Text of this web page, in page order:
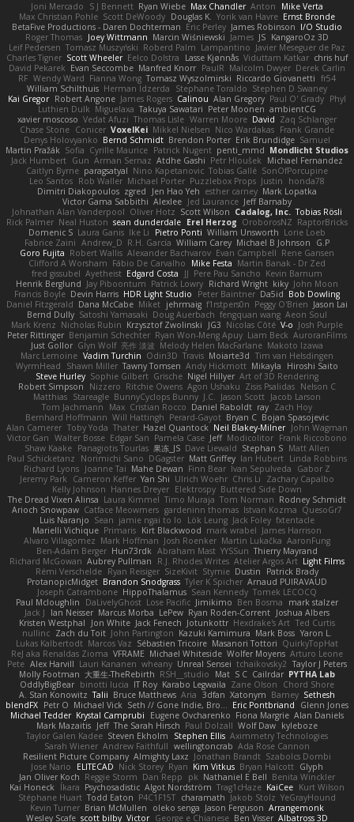
Joni Mercado S J Bennett Ryan Wiebe Max Chandler Anton
Mike Verta
Max Christian Pohle Scott DeWoody Douglas K. Yorik van Havre Ernst Bronde
BetaFive Productions - Daren Dochterman Eric Perley James Robinson I/O Studio
Roger Thomas Joey Wittmann Marcin Wiśniewski James JS KangaroOz 3D
Leif Pedersen Tomasz Muszyński Roberd Palm Lampantino Javier Meseguer de Paz
Charles Tigner Scott Wheeler Eelco Dolstra Lasse Kjønnås Viduttam Katkar chris huf
David Pekarek Evan Seccombe Manfred Knorr PaulR Malcolm Dwyer Derek Carlin
RF Wendy Ward Fianna Wong Tomasz Wyszolmirski Riccardo Giovanetti fr54
William Schilthuis Herman Idzerda Stephane Toraldo Stephen D Swaney
Kai Gregor Robert Angone James Rogers Calinou Alan Gregory Paul O' Grady Phyl
Luthien Dulk Miguelaxa Takuya Sawatari Peter Moonen ambientCG
xavier moscoso Vedat Afuzi Thomas Lisle Warren Moore David Zaq Schlanger
Chase Stone Conicer VoxelKei Mikkel Nielsen Nico Wardakas Frank Grande
Denys Holovyanko Bernd Schmidt Brendon Porter Erik Brundidge Samuel
Martin Pražák Sofia Cyrille Maurice Patrick Nugent penti_mmd Mondlicht Studios
Jack Humbert Gun Arman Sernaz Atdhe Gashi Petr Hloušek
Michael Fernandez
Caitlyn Byrne paragsatyal Nino Kapetanovic Tobias Gallé SonOfPorcupine
Leo Santos Rob Waller Michael Porter Puzzlebox Props Justin
honda78
Dimitri Diakopoulos zgred Jen Hao Yeh esther carney Mark Lopatka
Victor Gama Sabbithi Alexlee Jed Laurance Jeff Barnaby
Johnathan Alan Vanderpool Oliver Hotz Scott Wilson Cadalog, Inc. Tobias Rösli
Rick Palmer Neal Huston sean dunderdale Erel Herzog OroborosNZ RaptorBricks
Domenic S Laura Ganis Ike Li Pietro Ponti William Unsworth Lorie Loeb
Fabrice Zaini Andrew_D R.H. García William Carey Michael B Johnson
G.P
Goro Fujita Robert Wallis Alexander Bachvarov Evan Campbell Rene Gansen
Clifford A Worsham Fábio De Carvalho Mike Festa Martin Banak - Dr Zed
fred gissubel Ayetheist Edgard Costa JJ Pere Pau Sancho Kevin Barnum
Henrik Berglund Jay Piboontum Patrick Lowry Richard Wright kiky John Moon
Francis Boyle Devin Harris HDR Light Studio Peter Baintner Da5id Bob Dowling
Daniel Fitzgerald Dana McCabe Miket jehrmaig f1rstpers0n Peggy O'Brien Jason Lai
Bernd Dully Satoshi Yamasaki Doug Auerbach fengquan wang Aeon Soul
Mark Krenz Nicholas Rubin Krzysztof Zwolinski JG3 Nicolas Côté V-o Josh Purple
Peter Rittinger Benjamin Schechter Ryan Won-Meng Apuy Liam Beck AuroranFilms
Just Gollor Glyn Wolf 亮作 淡波 Melody Helen MacFarlane Makoto Izawa
Marc Lemoine Vadim Turchin Odin3D Travis Moiarte3d Tim van Helsdingen
WyrmHead
Shawn Miller Tawny Tomsen Andy Hickmott Mikayla
Hiroshi Saito
Steve Hurley Sophie Gilbert Grische Nigel Hillyer Art of 3D Rendering
Robert Simpson
Nizzero Ritchie Owens Agon Ushaku Zisis Psalidas Nelson C
Matthias Stareagle BunnyCyclops Bunny J.C. Jason Scott Jacob Larson
Tom Jachmann
Max Cristian Rocco Daniel Raboldt ray Zach Hoy
Bernhard Hoffmann Will Hattingh Perard-Gayot Bryan C Bojan Spasojevic
Alan Camerer Toby Yoda Thater Hazel Quantock Neil Blakey-Milner John Wagman
Victor Gan Walter Bosse Edgar San Pamela Case Jeff Modicolitor Frank Riccobono
Shaw Kaake Panagiotis Tourlas 果冻_JS Dave Liewald Stephan S Matt Allen
Paul Schicketanz
Norimichi Sano DGagster Matt Griffey Ian Hubert Linda Robbins
Richard Lyons Joanne Tai Mahe Dewan Finn Bear Ivan Sepulveda
Gabor Z
Jeremy Park
Cameron Keffer Yan Shi Ulrich Woehr Chris Li
Zachary Capalbo
Kelly Johnson Hannes Dreyer Elektrospy Buttered Side Down
The Dread Vixen Alinsa Laura Kimmel Timo Muraja Tom Norman Rodney Schmidt
Arioch Snowpaw Catface Meowmers gardeninn thomas Istvan Kozma QuesoGr7
Luis Naranjo Sean jamie ngai to lo Lök Leung Jack Foley fxtentacle
Marielli Vichique Primaris Kirt Blackwood mark wrabel James Harrison
Alvaro Villagomez Mark Hoffman Josh Roenker Martin Lukačka AaronFung
Ben-Adam Berger Hun73rdk Abraham Mast YYSSun Thierry Mayrand
Richard McGowan Aubrey Pullman R.J. Rhodes Writes Atelier Argos Art Light Films
Rémi Verschelde Ryan Reisiger SizeKivit Stymie Dustin
Patrick Brady
ProtanopicMidget Brandon Snodgrass Tyler K Spicher Arnaud PUIRAVAUD
Joseph Catrambone HippoThalamus Sean Kennedy Tomek LECOCQ
Paul Mcloughlin
DaLivelyGhost Lose Pacific Jimikimo Ben Bosma
mark stalzer
Jack J
Ian Neisser Marcus Morba LePew Ryan Roden-Corrent Joshua Albers
Kristen Westphal
Jon White Jack Fenech Jotunkottr Hexdrake's Art Ted Curtis
nullinc Zach du Toit John Partington Kazuki Kamimura Mark Boss Yaron L.
Lukas Kalbertodt Marcos Vaz Sébastien Tricoire Masanori Tottori QuirkyTopHat
ReJ aka Renaldas Zioma VFRAME Michael Whiteside Wolfer Moyens Arturo Leone
Pete Alex Harvill Lauri Kananen wheany Unreal Sensei tchaikovsky2 Taylor J Peters
Molly Footman 大重生-TheRebirth RSH__studio Mat S C Cailrdar PYTHA Lab
OddlyBigBear binotti lucia IT Roy Karabo Legwaila Zane Olson
Chord Shore
A. Stan Konowitz Talii Bruce Matthews Aria 3dfan Xatonym Barney Sethesh
blendFX Petr O Michael Vick Seth // Gone Indie, Bro... Eric Pontbriand
Glenn Jones
Michael Tedder Krystal Camprubi Eugene Ovcharenko Fiona Margrie Alan Daniels
Mark Mazaitis Jeff The Sarah Hirsch Paul Dolzall Wolf Daw kyleboze
Taylor Galen Kadee Steven Ekholm Stephen Ellis Aximmetry Technologies
Sarah Wiener Andrew Faithfull wellingtoncrab Ada Rose Cannon
Resilient Picture Company Almighty Laxz Jonathan Brandt Szabolcs Dombi
Jose Nario
ELITECAD Nick Storey Ryan Kim Vitkus Bryan Halcott Glyph
Jan Oliver Koch Reggie Storm Dan Repp pk Nathaniel E Bell Benita Winckler
Kai Honeck Íkara Psychosadistic Algot Nordström Trag1cHaze KaiCee Kurt Wilson
Stéphane Huart Todd Eaton P4C1F15T charamath Jakob Stolz YeGrayHound
Kevin Turner Brian McMullen oleko senga Jason Ferguson Arrangemonk
Wesley Scafe scott bilby Victor George e Chianese Ben Visser Albatross 3D